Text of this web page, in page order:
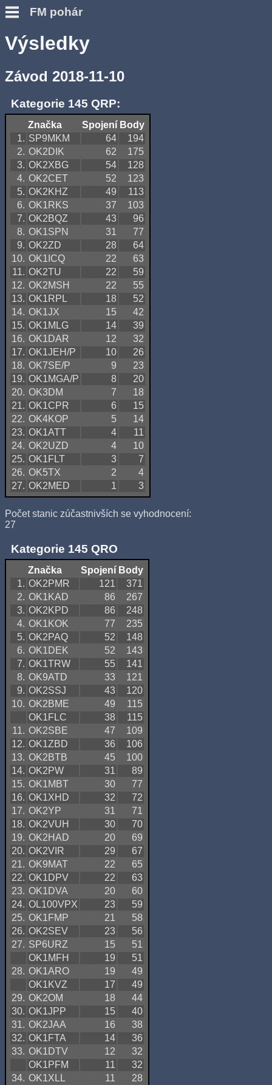
FM pohár
Výsledky
Závod 2018-11-10
Kategorie 145 QRP:
Značka Spojení Body
1. SP9MKM 64
194
2. OK2DIK 62
175
3. OK2XBG 54
128
4. OK2CET 52
123
5. OK2KHZ 49
113
6. OK1RKS 37
103
7. OK2BQZ 43
96
8. OK1SPN 31
77
9. OK2ZD 28
64
10. OK1ICQ 22
63
11. OK2TU 22
59
12. OK2MSH 22
55
13. OK1RPL 18
52
14. OK1JX 15
42
15. OK1MLG 14
39
16. OK1DAR 12
32
17. OK1JEH/P 10
26
18. OK7SE/P 9
23
19. OK1MGA/P 8
20
20. OK3DM 7
18
21. OK1CPR 6
15
22. OK4KOP 5
14
23. OK1ATT 4
11
24. OK2UZD 4
10
25. OK1FLT 3
7
26. OK5TX 2
4
27. OK2MED 1 3
Počet stanic zúčastnivších se vyhodnocení:
27
Kategorie 145 QRO
Značka Spojení Body
1. OK2PMR 121
371
2. OK1KAD 86
267
3. OK2KPD 86
248
4. OK1KOK 77
235
5. OK2PAQ 52
148
6. OK1DEK 52
143
7. OK1TRW 55
141
8. OK9ATD 33
121
9. OK2SSJ 43
120
10. OK2BME 49
115
OK1FLC
38
115
11. OK2SBE 47
109
12. OK1ZBD 36
106
13. OK2BTB 45
100
14. OK2PW 31
89
15. OK1MBT 30
77
16. OK1XHD 32
72
17. OK2YP 31
71
18. OK2VUH 30
70
19. OK2HAD 20
69
20. OK2VIR 29
67
21. OK9MAT 22
65
22. OK1DPV 22
63
23. OK1DVA 20
60
24. OL100VPX 23
59
25. OK1FMP 21
58
26. OK2SEV 23
56
27. SP6URZ 15
51
OK1MFH
19
51
28. OK1ARO 19
49
OK1KVZ
17
49
29. OK2OM 18
44
30. OK1JPP 15
40
31. OK2JAA 16
38
32. OK1FTA 14
36
33. OK1DTV 12
32
OK1PFM
11
32
34. OK1XLL 11
28